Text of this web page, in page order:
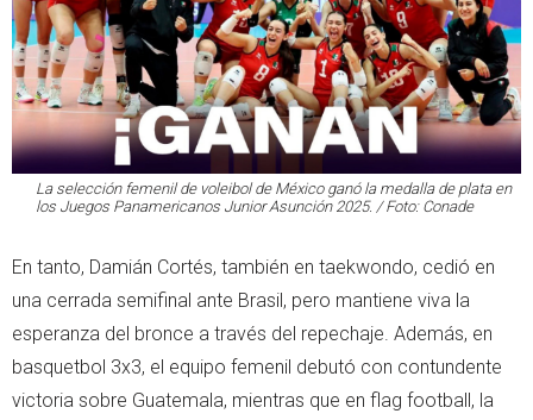
La selección femenil de voleibol de México ganó la medalla de plata en
los Juegos Panamericanos Junior Asunción 2025. / Foto: Conade
En tanto, Damián Cortés, también en taekwondo, cedió en
una cerrada semifinal ante Brasil, pero mantiene viva la
esperanza del bronce a través del repechaje. Además, en
basquetbol 3x3, el equipo femenil debutó con contundente
victoria sobre Guatemala, mientras que en flag football, la